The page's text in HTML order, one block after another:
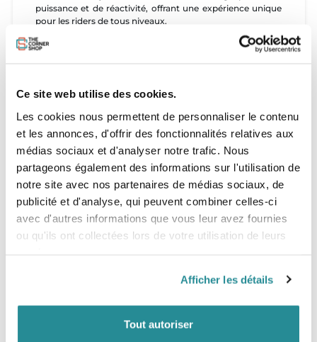
Ce site web utilise des cookies.
Les cookies nous permettent de personnaliser le contenu
et les annonces, d'offrir des fonctionnalités relatives aux
médias sociaux et d'analyser notre trafic. Nous
partageons également des informations sur l'utilisation de
notre site avec nos partenaires de médias sociaux, de
publicité et d'analyse, qui peuvent combiner celles-ci
avec d'autres informations que vous leur avez fournies
ou qu'ils ont collectées lors de votre utilisation de leurs
Afficher les détails
Tout autoriser
puissance et de réactivité, offrant une expérience unique
pour les riders de tous niveaux.
Libère tout le potentiel de ton ride avec la Duotone Dice
de réactivité et de connexion qui améliore
polyvalence et de l'enthousiasme que la Duotone Dice
SLS procure à tes aventures en kitesurf.
Caractéristiques
- Excellente performance en déhooké avec beaucoup de
slack pour les freestylers chevronnés.
- Lift puissant pour les records de hauteur et les figures
aériennes.
géniale même dans les vagues.
contrôle plus direct de la Dice SLS.